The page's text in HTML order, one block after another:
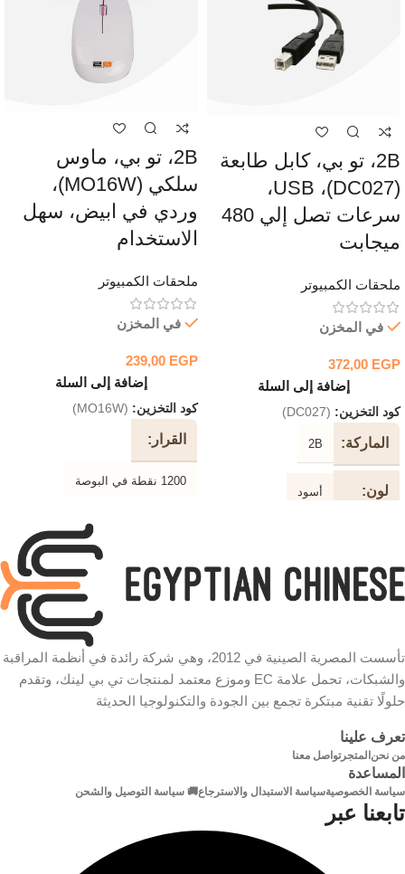
2B، تو بي، كابل طابعة
(DC027)، USB،
سرعات تصل إلي 480
ميجابت
ملحقات الكمبيوتر
في المخزن
372,00 EGP
إضافة إلى السلة
كود التخزين: (DC027)
الماركة 2B
لون أسود
نوع
سرعة
شكل
الكابل
خامة
مطلية بالذهب
2B، تو بي، ماوس
سلكي (MO16W)،
وردي في ابيض، سهل
الاستخدام
ملحقات الكمبيوتر
في المخزن
239,00 EGP
إضافة إلى السلة
كود التخزين: (MO16W)
القرار
1200 نقطة في البوصة
استشعار بصري
نوع
الاتصال
الفأرة
الضوئية السلكية
الون وردي في أبيض
تأسست المصرية الصينية في 2012، وهي شركة رائدة في أنظمة المراقبة
والشبكات، تحمل علامة EC وموزع معتمد لمنتجات تي بي لينك، وتقدم
حلولًا تقنية مبتكرة تجمع بين الجودة والتكنولوجيا الحديثة
تعرف علينا
من نحن المتجرتواصل معنا
المساعدة
سياسة الخصوصيةسياسة الاستبدال والاسترجاع🚚 سياسة التوصيل والشحن
تابعنا عبر